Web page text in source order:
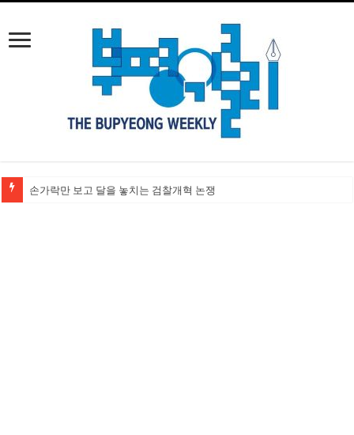
손가락만 보고 달을 놓치는 검찰개혁 논쟁